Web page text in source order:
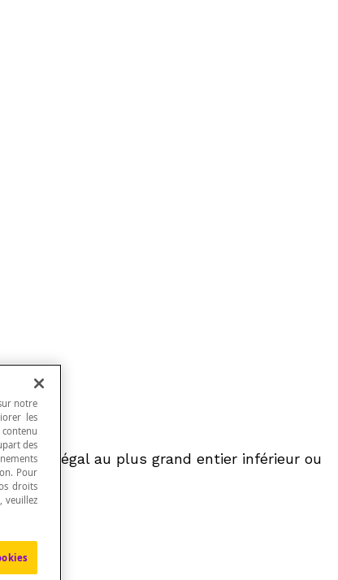
f(x) est égal au plus grand entier inférieur ou
notre
les
des
Pour
droits
veuillez